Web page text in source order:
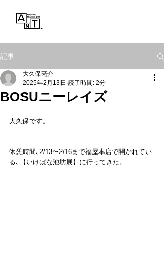
記事
BOSUニーレイズ
大久保亮介
2025年2月13日 読了時間: 2分
大久保です。
休憩時間､2/13〜2/16まで福屋本店で開かれてい
る､【いけばな池坊展】に行ってきた。